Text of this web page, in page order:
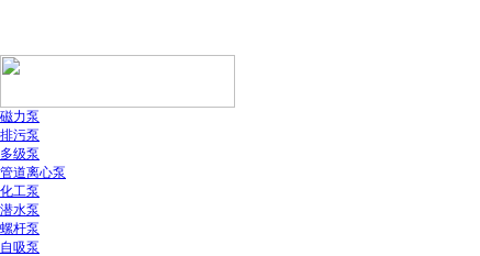
磁力泵
排污泵
多级泵
管道离心泵
化工泵
潜水泵
螺杆泵
自吸泵